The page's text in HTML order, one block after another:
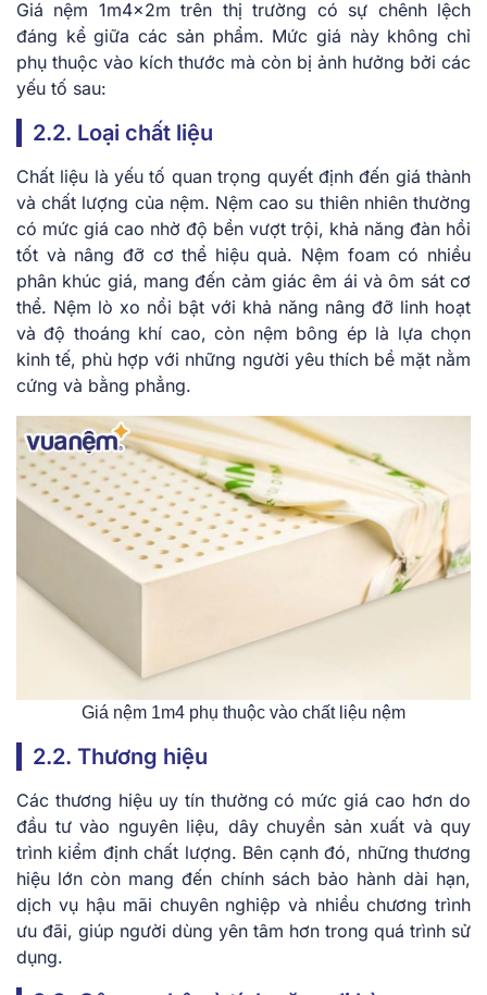
Giá nệm 1m4x2m trên thị trường có sự chênh lệch
đáng kể giữa các sản phẩm. Mức giá này không chỉ
phụ thuộc vào kích thước mà còn bị ảnh hưởng bởi các
yếu tố sau:
2.2. Loại chất liệu
Chất liệu là yếu tố quan trọng quyết định đến giá thành
và chất lượng của nệm. Nệm cao su thiên nhiên thường
có mức giá cao nhờ độ bền vượt trội, khả năng đàn hồi
tốt và nâng đỡ cơ thể hiệu quả. Nệm foam có nhiều
phân khúc giá, mang đến cảm giác êm ái và ôm sát cơ
thể. Nệm lò xo nổi bật với khả năng nâng đỡ linh hoạt
và độ thoáng khí cao, còn nệm bông ép là lựa chọn
kinh tế, phù hợp với những người yêu thích bề mặt nằm
cứng và bằng phẳng.
Giá nệm 1m4 phụ thuộc vào chất liệu nệm
2.2. Thương hiệu
Các thương hiệu uy tín thường có mức giá cao hơn do
đầu tư vào nguyên liệu, dây chuyền sản xuất và quy
trình kiểm định chất lượng. Bên cạnh đó, những thương
hiệu lớn còn mang đến chính sách bảo hành dài hạn,
dịch vụ hậu mãi chuyên nghiệp và nhiều chương trình
ưu đãi, giúp người dùng yên tâm hơn trong quá trình sử
dụng.